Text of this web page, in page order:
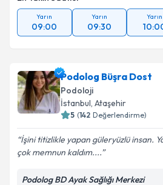
Yarın
09:00
Yarın
09:30
Yarın
Podolog Büşra Dost
Podoloji
İstanbul, Ataşehir
5 (142 Değerlendirme)
İşini titizlikle yapan güleryüzlü insan.
çok memnun kaldım....
Podolog BD Ayak Sağlığı Merkezi